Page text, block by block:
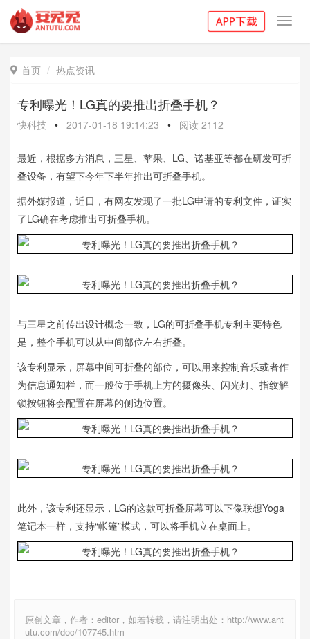
 首页 热点资讯
专利曝光！LG真的要推出折叠手机？
快科技 • 2017-01-18 19:14:23 • 阅读 2112
最近，根据多方消息，三星、苹果、LG、诺基亚等都在研发可折
叠设备，有望下今年下半年推出可折叠手机。
据外媒报道，近日，有网友发现了一批LG申请的专利文件，证实
了LG确在考虑推出可折叠手机。
与三星之前传出设计概念一致，LG的可折叠手机专利主要特色
是，整个手机可以从中间部位左右折叠。
该专利显示，屏幕中间可折叠的部位，可以用来控制音乐或者作
为信息通知栏，而一般位于手机上方的摄像头、闪光灯、指纹解
锁按钮将会配置在屏幕的侧边位置。
此外，该专利还显示，LG的这款可折叠屏幕可以下像联想Yoga
笔记本一样，支持“帐篷”模式，可以将手机立在桌面上。
原创文章，作者：editor，如若转载，请注明出处：http://www.ant
utu.com/doc/107745.htm